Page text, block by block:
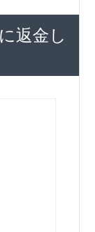
返金し